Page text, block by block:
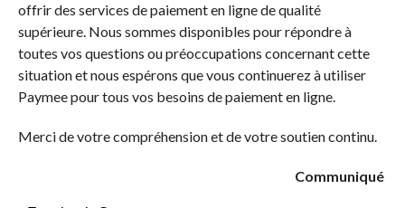
offrir des services de paiement en ligne de qualité
supérieure. Nous sommes disponibles pour répondre à
toutes vos questions ou préoccupations concernant cette
situation et nous espérons que vous continuerez à utiliser
Paymee pour tous vos besoins de paiement en ligne.
Merci de votre compréhension et de votre soutien continu.
Communiqué